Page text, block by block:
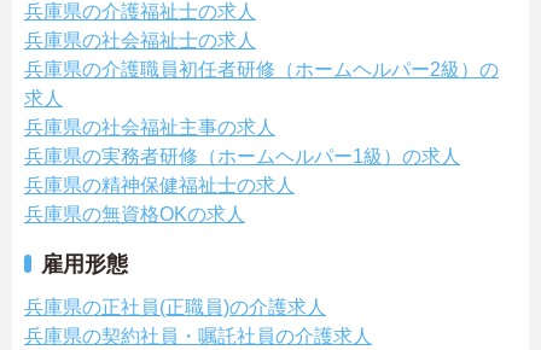
兵庫県の介護福祉士の求人
兵庫県の社会福祉士の求人
兵庫県の介護職員初任者研修（ホームヘルパー2級）の
求人
兵庫県の社会福祉主事の求人
兵庫県の実務者研修（ホームヘルパー1級）の求人
兵庫県の精神保健福祉士の求人
兵庫県の無資格OKの求人
雇用形態
兵庫県の正社員(正職員)の介護求人
兵庫県の契約社員・嘱託社員の介護求人